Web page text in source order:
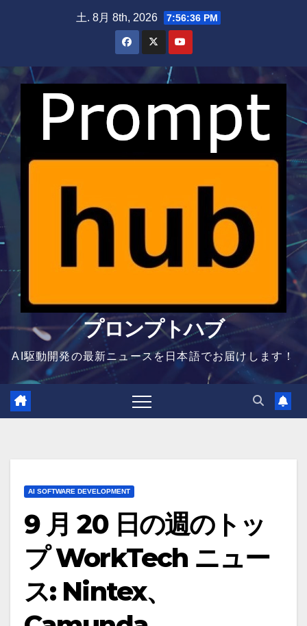
土. 8月 8th, 2026 7:56:36 PM
プロンプトハブ
AI駆動開発の最新ニュースを日本語でお届けします！
AI SOFTWARE DEVELOPMENT
9 月 20 日の週のトッ
プ WorkTech ニュー
ス: Nintex、